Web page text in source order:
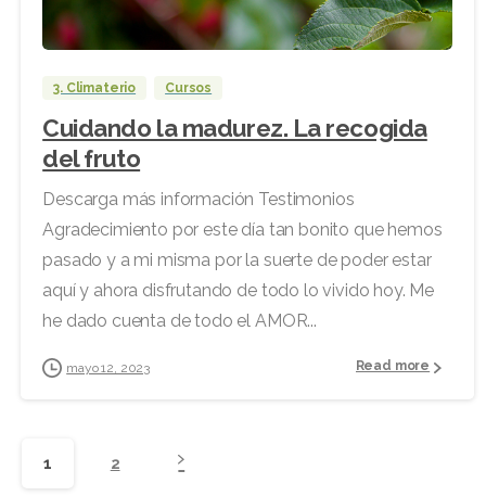
3. Climaterio Cursos
Cuidando la madurez. La recogida
del fruto
Descarga más información Testimonios
Agradecimiento por este día tan bonito que hemos
pasado y a mi misma por la suerte de poder estar
aquí y ahora disfrutando de todo lo vivido hoy. Me
he dado cuenta de todo el AMOR...
mayo 12, 2023 Read more
1 2